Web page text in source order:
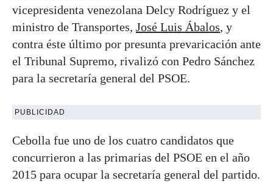
vicepresidenta venezolana Delcy Rodríguez y el
ministro de Transportes, José Luis Ábalos, y
contra éste último por presunta prevaricación ante
el Tribunal Supremo, rivalizó con Pedro Sánchez
para la secretaría general del PSOE.
PUBLICIDAD
Cebolla fue uno de los cuatro candidatos que
concurrieron a las primarias del PSOE en el año
2015 para ocupar la secretaría general del partido.